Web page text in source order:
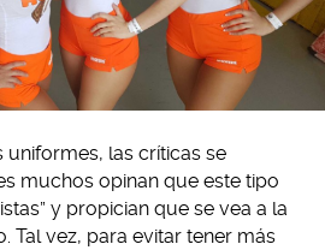
uniformes, las críticas se
muchos opinan que este tipo
y propician que se vea a la
Tal vez, para evitar tener más